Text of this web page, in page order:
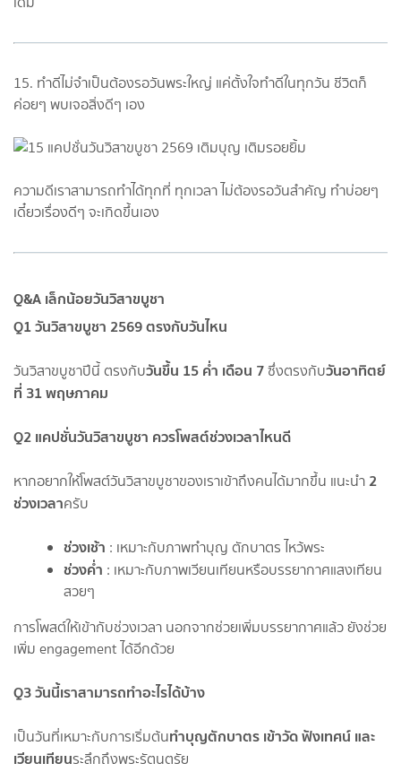
15. ทำดีไม่จำเป็นต้องรอวันพระใหญ่ แค่ตั้งใจทำดีในทุกวัน ชีวิตก็
ค่อยๆ พบเจอสิ่งดีๆ เอง
ความดีเราสามารถทำได้ทุกที่ ทุกเวลา ไม่ต้องรอวันสำคัญ ทำบ่อยๆ
เดี๋ยวเรื่องดีๆ จะเกิดขึ้นเอง
Q&A เล็กน้อยวันวิสาขบูชา
Q1 วันวิสาขบูชา 2569 ตรงกับวันไหน
วันวิสาขบูชาปีนี้ ตรงกับวันขึ้น 15 ค่ำ เดือน 7ซึ่งตรงกับวันอาทิตย์
ที่ 31 พฤษภาคม
Q2 แคปชั่นวันวิสาขบูชา ควรโพสต์ช่วงเวลาไหนดี
หากอยากให้โพสต์วันวิสาขบูชาของเราเข้าถึงคนได้มากขึ้น แนะนำ 2
ช่วงเวลาครับ
ช่วงเช้า : เหมาะกับภาพทำบุญ ตักบาตร ไหว้พระ
ช่วงค่ำ : เหมาะกับภาพเวียนเทียนหรือบรรยากาศแสงเทียน
สวยๆ
การโพสต์ให้เข้ากับช่วงเวลา นอกจากช่วยเพิ่มบรรยากาศแล้ว ยังช่วย
เพิ่ม engagement ได้อีกด้วย
Q3 วันนี้เราสามารถทำอะไรได้บ้าง
เป็นวันที่เหมาะกับการเริ่มต้นทำบุญตักบาตร เข้าวัด ฟังเทศน์ และ
เวียนเทียนระลึกถึงพระรัตนตรัย